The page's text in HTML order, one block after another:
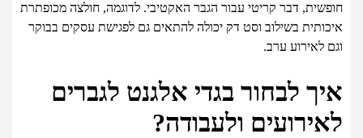
חופשית, דבר קריטי עבור הגבר האקטיבי. לדוגמה, חולצה מכופתרת
איכותית בשילוב וסט דק יכולה להתאים גם לפגישת עסקים בבוקר
וגם לאירוע ערב.
איך לבחור בגדי אלגנט לגברים
לאירועים ולעבודה?